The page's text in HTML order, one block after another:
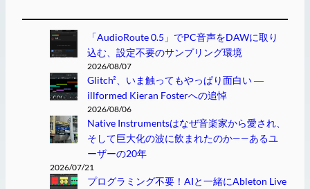
「AudioRoute 0.5」でPC音声をDAWに取り
込む、設定不要のサンプリング環境
2026/08/07
Glitch²、いま触ってもやっぱり面白い ―
illformed Kieran Fosterへの追悼
2026/08/06
Native Instrumentsはなぜ音楽家から愛され、
そして巨大化の波に飲まれたのか——あるユ
ーザーの20年
2026/07/21
プログラミング不要！AIと一緒にAbleton Live